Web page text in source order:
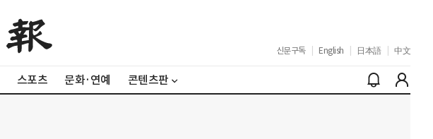
신문구독 English 日本語 中文
스포츠 문화·연예 콘텐츠판